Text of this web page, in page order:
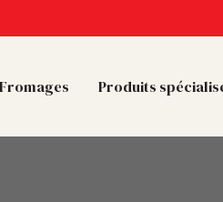
Fromages Produits